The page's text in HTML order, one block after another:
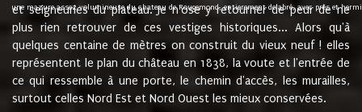
une mazure assez volumineuse du chateau de Rougemond, entierement delabré, avec près et
et seigneuries du plateau. Je n'ose y retourner de peur de ne
plus rien retrouver de ces vestiges historiques... Alors qu'à
quelques centaine de mètres on construit du vieux neuf ! elles
représentent le plan du château en 1838, la voute et l'entrée de
ce qui ressemble à une porte, le chemin d'accès, les murailles,
surtout celles Nord Est et Nord Ouest les mieux conservées.